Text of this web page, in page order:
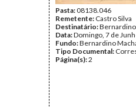
Pasta:08138.046
Remetente: Castro Silva
Destinatário:
Data:Domingo, 7 de
Fundo:Bernardino
Tipo Documental:
Página(s):2